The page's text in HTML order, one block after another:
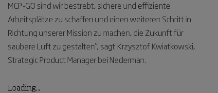
MCP-GO sind wir bestrebt, sichere und effiziente
Arbeitsplätze zu schaffen und einen weiteren Schritt in
Richtung unserer Mission zu machen, die Zukunft für
saubere Luft zu gestalten“, sagt Krzysztof Kwiatkowski,
Strategic Product Manager bei Nederman.
Loading...